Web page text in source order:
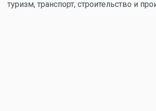
туризм, транспорт, строительство и